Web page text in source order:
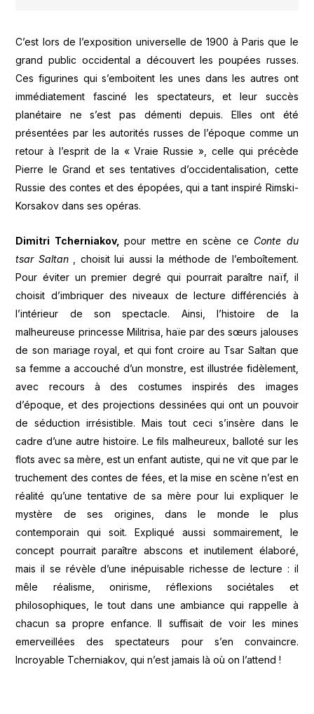
C’est lors de l’exposition universelle de 1900 à Paris que le
grand public occidental a découvert les poupées russes.
Ces figurines qui s’emboitent les unes dans les autres ont
immédiatement fasciné les spectateurs, et leur succès
planétaire ne s’est pas démenti depuis. Elles ont été
présentées par les autorités russes de l’époque comme un
retour à l’esprit de la « Vraie Russie », celle qui précède
Pierre le Grand et ses tentatives d’occidentalisation, cette
Russie des contes et des épopées, qui a tant inspiré Rimski-
Korsakov dans ses opéras.
Dimitri Tcherniakov,pour mettre en scène ce Conte du
tsar Saltan , choisit lui aussi la méthode de l’emboîtement.
Pour éviter un premier degré qui pourrait paraître naïf, il
choisit d’imbriquer des niveaux de lecture différenciés à
l’intérieur de son spectacle. Ainsi, l’histoire de la
malheureuse princesse Militrisa, haïe par des sœurs jalouses
de son mariage royal, et qui font croire au Tsar Saltan que
sa femme a accouché d’un monstre, est illustrée fidèlement,
avec recours à des costumes inspirés des images
d’époque, et des projections dessinées qui ont un pouvoir
de séduction irrésistible. Mais tout ceci s’insère dans le
cadre d’une autre histoire. Le fils malheureux, balloté sur les
flots avec sa mère, est un enfant autiste, qui ne vit que par le
truchement des contes de fées, et la mise en scène n’est en
réalité qu’une tentative de sa mère pour lui expliquer le
mystère de ses origines, dans le monde le plus
contemporain qui soit. Expliqué aussi sommairement, le
concept pourrait paraître abscons et inutilement élaboré,
mais il se révèle d’une inépuisable richesse de lecture : il
mêle réalisme, onirisme, réflexions sociétales et
philosophiques, le tout dans une ambiance qui rappelle à
chacun sa propre enfance. Il suffisait de voir les mines
emerveillées des spectateurs pour s’en convaincre.
Incroyable Tcherniakov, qui n’est jamais là où on l’attend !